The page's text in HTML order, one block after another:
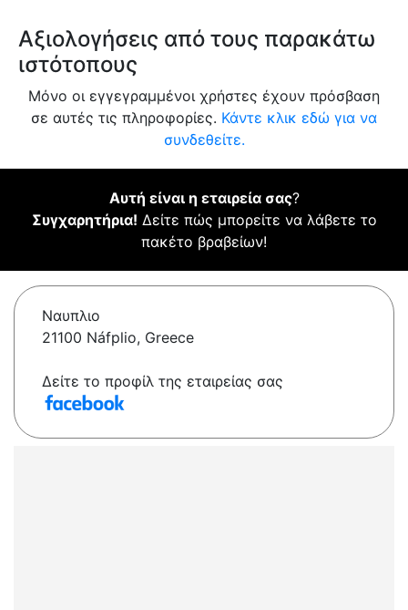
Αξιολογήσεις από τους παρακάτω
ιστότοπους
Μόνο οι εγγεγραμμένοι χρήστες έχουν πρόσβαση
σε αυτές τις πληροφορίες. Κάντε κλικ εδώ για να
συνδεθείτε.
Αυτή είναι η εταιρεία σας?
Συγχαρητήρια! Δείτε πώς μπορείτε να λάβετε το
πακέτο βραβείων!
Ναυπλιο
21100 Náfplio, Greece
Δείτε το προφίλ της εταιρείας σας